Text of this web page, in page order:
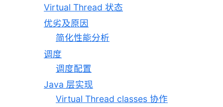
Virtual Thread 状态
优劣及原因
简化性能分析
调度
调度配置
Java 层实现
Virtual Thread classes 协作